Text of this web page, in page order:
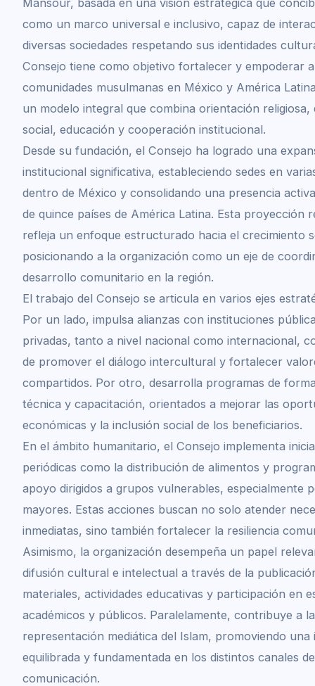
como un marco universal e inclusivo, capaz de
diversas sociedades respetando sus identidades
Consejo tiene como objetivo fortalecer y empoderar
comunidades musulmanas en México y América
un modelo integral que combina orientación religiosa,
social, educación y cooperación institucional.
Desde su fundación, el Consejo ha logrado una
institucional significativa, estableciendo sedes en
dentro de México y consolidando una presencia
de quince países de América Latina. Esta proyección
refleja un enfoque estructurado hacia el crecimiento
posicionando a la organización como un eje de
desarrollo comunitario en la región.
El trabajo del Consejo se articula en varios ejes
Por un lado, impulsa alianzas con instituciones
privadas, tanto a nivel nacional como internacional,
de promover el diálogo intercultural y fortalecer
compartidos. Por otro, desarrolla programas de
técnica y capacitación, orientados a mejorar las
económicas y la inclusión social de los beneficiarios.
En el ámbito humanitario, el Consejo implementa
periódicas como la distribución de alimentos y
apoyo dirigidos a grupos vulnerables, especialmente
mayores. Estas acciones buscan no solo atender
inmediatas, sino también fortalecer la resiliencia
Asimismo, la organización desempeña un papel
difusión cultural e intelectual a través de la
materiales, actividades educativas y participación en
académicos y públicos. Paralelamente, contribuye a la
representación mediática del Islam, promoviendo una
equilibrada y fundamentada en los distintos canales de
comunicación.